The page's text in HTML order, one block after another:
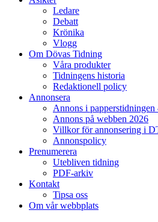
Ledare
Debatt
Krönika
Vlogg
Om Dövas Tidning
Våra produkter
Tidningens historia
Redaktionell policy
Annonsera
Annons i
Annons på webben 2026
Villkor för annonsering i
Annonspolicy
Prenumerera
Utebliven tidning
PDF-arkiv
Kontakt
Tipsa oss
Om vår webbplats